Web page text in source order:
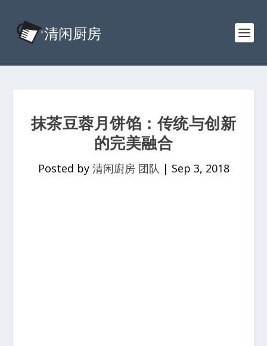
抹茶豆蓉月饼馅：传统与创新
的完美融合
Posted by 清闲廚房 团队 | Sep 3, 2018